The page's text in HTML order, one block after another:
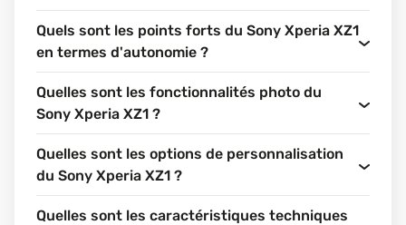
Quels sont les points forts du Sony Xperia XZ1
en termes d'autonomie ?
Quelles sont les fonctionnalités photo du
Sony Xperia XZ1 ?
Quelles sont les options de personnalisation
du Sony Xperia XZ1 ?
Quelles sont les caractéristiques techniques